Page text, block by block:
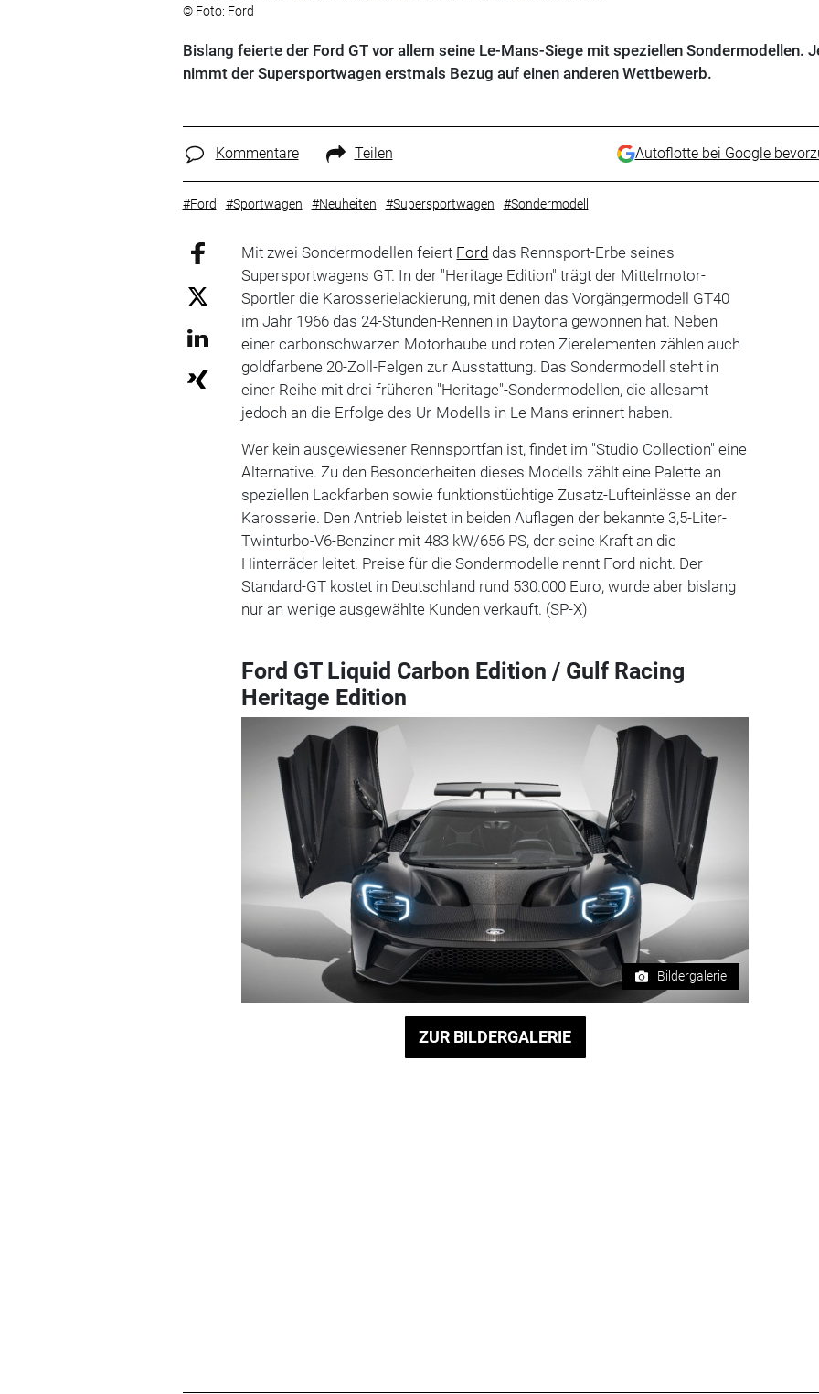
© Foto: Ford
Bislang feierte der Ford GT vor allem seine Le-Mans-Siege mit speziellen Sondermodellen.
nimmt der Supersportwagen erstmals Bezug auf einen anderen Wettbewerb.
Kommentare Teilen Autoflotte bei Google
#Ford #Sportwagen #Neuheiten #Supersportwagen #Sondermodell
Mit zwei Sondermodellen feiert Ford das Rennsport-Erbe seines
Supersportwagens GT. In der "Heritage Edition" trägt der Mittelmotor-
Sportler die Karosserielackierung, mit denen das Vorgängermodell GT40
im Jahr 1966 das 24-Stunden-Rennen in Daytona gewonnen hat. Neben
einer carbonschwarzen Motorhaube und roten Zierelementen zählen auch
goldfarbene 20-Zoll-Felgen zur Ausstattung. Das Sondermodell steht in
einer Reihe mit drei früheren "Heritage"-Sondermodellen, die allesamt
jedoch an die Erfolge des Ur-Modells in Le Mans erinnert haben.
Wer kein ausgewiesener Rennsportfan ist, findet im "Studio Collection" eine
Alternative. Zu den Besonderheiten dieses Modells zählt eine Palette an
speziellen Lackfarben sowie funktionstüchtige Zusatz-Lufteinlässe an der
Karosserie. Den Antrieb leistet in beiden Auflagen der bekannte 3,5-Liter-
Twinturbo-V6-Benziner mit 483 kW/656 PS, der seine Kraft an die
Hinterräder leitet. Preise für die Sondermodelle nennt Ford nicht. Der
Standard-GT kostet in Deutschland rund 530.000 Euro, wurde aber bislang
nur an wenige ausgewählte Kunden verkauft. (SP-X)
Ford GT Liquid Carbon Edition / Gulf Racing
Heritage Edition
Bildergalerie
ZUR BILDERGALERIE